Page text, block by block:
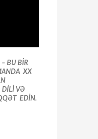
BU BİR
XX
DİLİ VƏ
EDİN.